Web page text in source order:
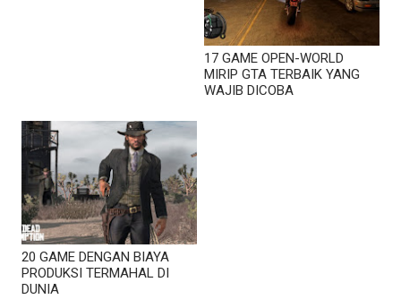
17 GAME OPEN-WORLD
MIRIP GTA TERBAIK YANG
WAJIB DICOBA
20 GAME DENGAN BIAYA
PRODUKSI TERMAHAL DI
DUNIA